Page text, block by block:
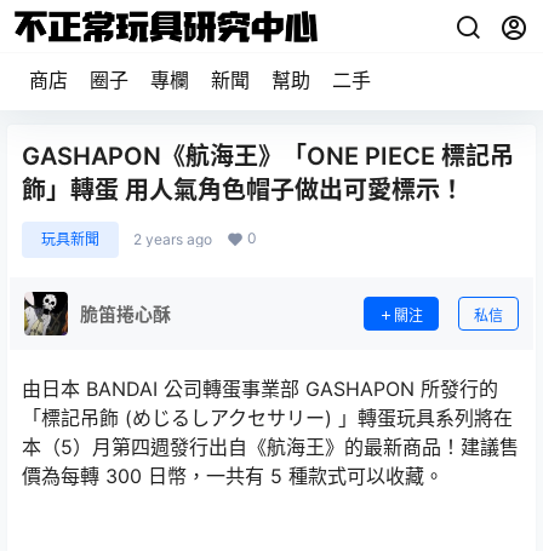
商店 圈子 專欄 新聞 幫助 二手
GASHAPON《航海王》「ONE PIECE 標記吊
飾」轉蛋 用人氣角色帽子做出可愛標示！
玩具新聞 2 years ago 0
脆笛捲心酥 關注 私信
由日本 BANDAI 公司轉蛋事業部 GASHAPON 所發行的
「標記吊飾 (めじるしアクセサリー) 」轉蛋玩具系列將在
本（5）月第四週發行出自《航海王》的最新商品！建議售
價為每轉 300 日幣，一共有 5 種款式可以收藏。